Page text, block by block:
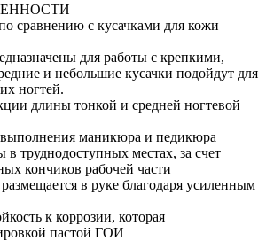
сравнению с кусачками для кожи
для работы с крепкими,
и небольшие кусачки подойдут для
ногтей.
длины тонкой и средней ногтевой
выполнения маникюра и педикюра
в труднодоступных местах, за счет
кончиков рабочей части
в руке благодаря усиленным
к коррозии, которая
пастой ГОИ